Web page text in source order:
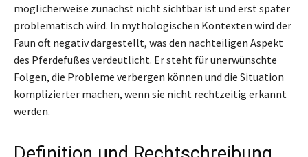
möglicherweise zunächst nicht sichtbar ist und erst später
problematisch wird. In mythologischen Kontexten wird der
Faun oft negativ dargestellt, was den nachteiligen Aspekt
des Pferdefußes verdeutlicht. Er steht für unerwünschte
Folgen, die Probleme verbergen können und die Situation
komplizierter machen, wenn sie nicht rechtzeitig erkannt
werden.